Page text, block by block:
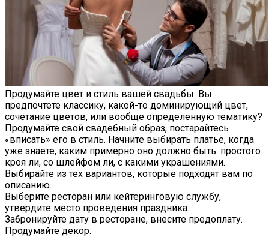
Продумайте цвет и стиль вашей свадьбы. Вы
предпочтете классику, какой-то доминирующий цвет,
сочетание цветов, или вообще определенную тематику?
Продумайте свой свадебный образ, постарайтесь
«вписать» его в стиль. Начните выбирать платье, когда
уже знаете, каким примерно оно должно быть: простого
кроя ли, со шлейфом ли, с какими украшениями.
Выбирайте из тех вариантов, которые подходят вам по
описанию.
Выберите ресторан или кейтеринговую службу,
утвердите место проведения праздника.
Забронируйте дату в ресторане, внесите предоплату.
Продумайте декор.